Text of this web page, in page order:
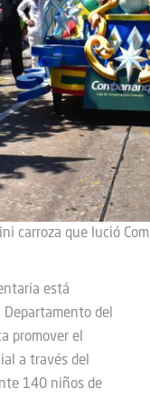
carroza que lució
está
del
promover el
a través del
140 niños de